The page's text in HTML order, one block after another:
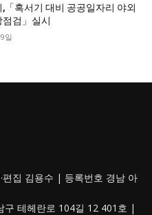
「혹서기 대비 공공일자리 야외
검」실시
일
집 김용수 | 등록번호 경남 아
구 테헤란로 104길 12 401호 |